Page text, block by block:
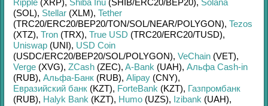
Ripple (XRP), Shiba Inu (SHIB/ERC20/BEP20), Solana
(SOL), Stellar (XLM), Tether
(TRC20/ERC20/BEP20/TON/SOL/NEAR/POLYGON), Tezos
(XTZ), Tron (TRX), True USD (TRC20/ERC20/TUSD),
Uniswap (UNI), USD Coin
(USDC/ERC20/BEP20/SOL/POLYGON), VeChain (VET),
Verge (XVG), ZCash (ZEC), A-Bank (UAH), Альфа Cash-in
(RUB), Альфа-Банк (RUB), Alipay (CNY),
Евразийский банк (KZT), ForteBank (KZT), Газпромбанк
(RUB), Halyk Bank (KZT), Humo (UZS), Izibank (UAH),